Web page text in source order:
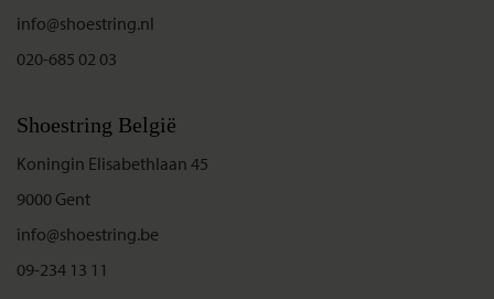
info@shoestring.nl
020-685 02 03
Shoestring België
Koningin Elisabethlaan 45
9000 Gent
info@shoestring.be
09-234 13 11